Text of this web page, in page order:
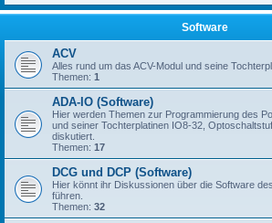
Software
ACV
Alles rund um das ACV-Modul und seine
Themen: 1
ADA-IO (Software)
Hier werden Themen zur Programmierung des
und seiner Tochterplatinen IO8-32,
diskutiert.
Themen: 17
DCG und DCP (Software)
Hier könnt ihr Diskussionen über die Software
führen.
Themen: 32